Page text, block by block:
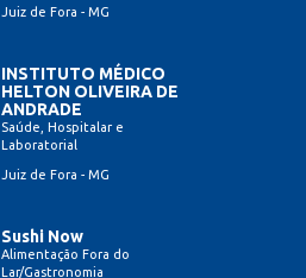
Juiz de Fora - MG
INSTITUTO MÉDICO
HELTON OLIVEIRA DE
ANDRADE
Saúde, Hospitalar e
Laboratorial
Juiz de Fora - MG
Sushi Now
Alimentação Fora do
Lar/Gastronomia